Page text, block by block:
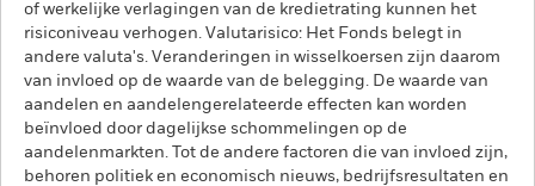
of werkelijke verlagingen van de kredietrating kunnen het
risiconiveau verhogen. Valutarisico: Het Fonds belegt in
andere valuta's. Veranderingen in wisselkoersen zijn daarom
van invloed op de waarde van de belegging. De waarde van
aandelen en aandelengerelateerde effecten kan worden
beïnvloed door dagelijkse schommelingen op de
aandelenmarkten. Tot de andere factoren die van invloed zijn,
behoren politiek en economisch nieuws, bedrijfsresultaten en